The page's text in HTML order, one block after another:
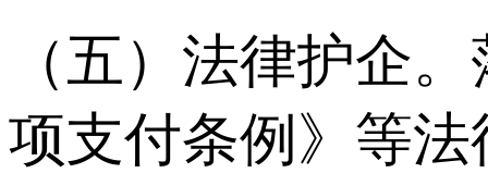
（五）法律护企
项支付条例》等